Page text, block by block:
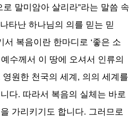
로 말미암아 살리라”라는 말씀 속
타난 하나님의 의를 믿는 믿
서 복음이란 한마디로 ‘좋은 소
예수께서 이 땅에 오셔서 인류의
원한 천국의 세계 , 의의 세계를
다. 따라서 복음의 실체는 바로
가리키기도 합니다. 그러므로